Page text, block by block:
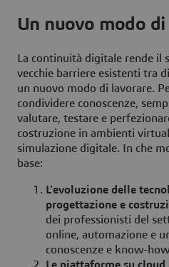
Un nuovo modo
La continuità digitale rende il
vecchie barriere esistenti tra
un nuovo modo di lavorare.
condividere conoscenze,
valutare, testare e
costruzione in ambienti
simulazione digitale. In che
base:
L'evoluzione delle
progettazione e
dei professionisti del
online, automazione e
conoscenze e know-
Le piattaforme su cloud